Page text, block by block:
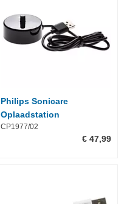
Philips Sonicare
Oplaadstation
CP1977/02
€ 47,99